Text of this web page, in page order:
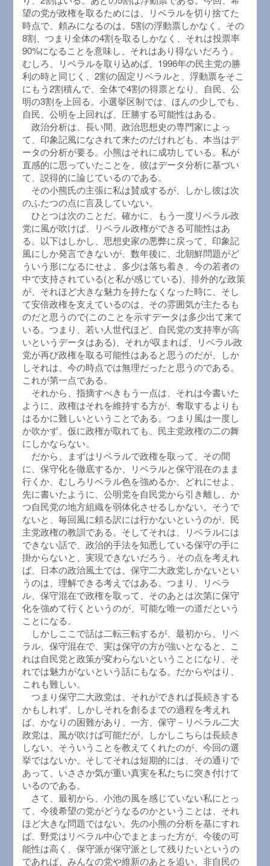
望の党が政権を取るためには、リベラルを切り捨てた
時点で、頼みになるのは、5割の浮動票しかなく、その
8割、つまり全体の4割を取るしかなく、それは投票率
90%になることを意味し、それはあり得ないだろう。
むしろ、リベラルを取り込めば、1996年の民主党の勝
利の時と同じく、2割の固定リベラルと、浮動票をそこ
にもう2割積んで、全体で4割の得票となり、自民、公
明の3割を上回る。小選挙区制では、ほんの少しでも、
自民、公明を上回れば、圧勝する可能性はある。
政治分析は、長い間、政治思想史の専門家によっ
て、印象記風になされて来たのだけれども、本当はデ
ータの分析が要る。小熊はそれに成功している。私が
直感的に思っていたことを、彼はデータ分析に基づい
て、説得的に論じているのである。
その小熊氏の主張に私は賛成するが、しかし彼は次
のふたつの点に言及していない。
ひとつは次のことだ。確かに、もう一度リベラル政
党に風が吹けば、リベラル政権ができる可能性はあ
る。以下はしかし、思想史家の悪弊に戻って、印象記
風にしか発言できないが、数年後に、北朝鮮問題がど
ういう形になるにせよ、多少は落ち着き、今の若者の
中で支持されている(と私が感じている)、排外的な政策
が、それほど大きな魅力を持たなくなった時に、そし
て安倍政権を支えているのは、その雰囲気が主たるも
のだと思うので(このことを示すデータは多少出て来て
いる。つまり、若い人世代ほど、自民党の支持率が高
いというデータはある)、それが収まれば、リベラル政
党が再び政権を取る可能性はあると思うのだが、しか
しそれは、今の時点では無理だったと思うのである。
これが第一点である。
それから、指摘すべきもう一点は、それは今書いた
ように、政権はそれを維持する方が、奪取するよりも
はるかに難しいということである。つまり風は一度し
か吹かず、仮に政権が取れても、民主党政権の二の舞
にしかならない。
だから、まずはリベラルで政権を取って、その間
に、保守化を徹底するか、リベラルと保守混在のまま
行くか、むしろリベラル色を強めるか、どれにせよ、
先に書いたように、公明党を自民党から引き離し、か
つ自民党の地方組織を弱体化させるしかない。そうで
ないと、毎回風に頼る訳には行かないというのが、民
主党政権の教訓である。そしてそれは、リベラルには
できない話で、政治的手法を知悉している保守の手に
掛からないと、実現できないだろう。その点を考えれ
ば、日本の政治風土では、保守二大政党しかないとい
うのは、理解できる考えではある。つまり、リベラ
ル、保守混在で政権を取って、そのあとは次第に保守
化を強めて行くというのが、可能な唯一の道だという
ことになる。
しかしここで話は二転三転するが、最初から、リベ
ラル、保守混在で、実は保守の方が強いとなると、こ
れは自民党と政策が変わらないということになり、そ
れでは魅力がないという話にもなる。だからやはり、
これも難しい。
つまり保守二大政党は、それができれば長続きする
かもしれず、しかしそれを創るまでの過程を考えれ
ば、かなりの困難があり、一方、保守－リベラル二大
政党は、風が吹けば可能だが、しかしこちらは長続き
しない。そういうことを教えてくれたのが、今回の選
挙ではないか。そしてそれは短期的には、その通りで
あって、いささか気が重い真実を私たちに突き付けて
いるのである。
さて、最初から、小池の風を感じていない私にとっ
て、今後希望の党がどうなるのかということは、それ
ほど大きな問題ではない。先の小熊の分析を基にすれ
ば、野党はリベラル中心でまとまった方が、今後の可
能性は高く、保守派が保守派として残りたいというの
であれば、みんなの党や維新のあとを追い、非自民の